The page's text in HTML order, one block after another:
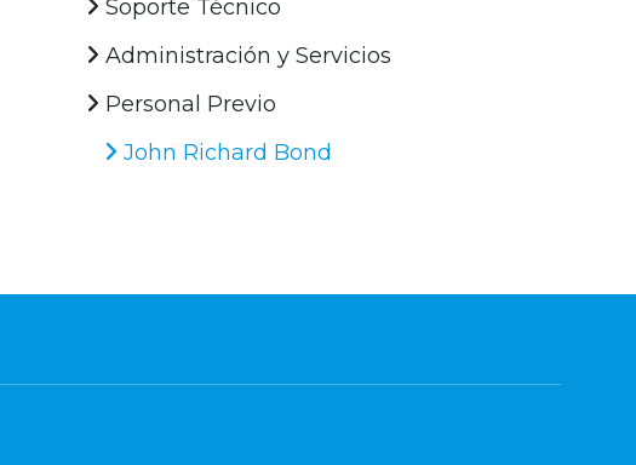
Soporte Técnico
Administración y Servicios
Personal Previo
John Richard Bond